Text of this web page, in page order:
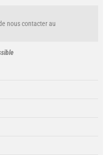
nous contacter au